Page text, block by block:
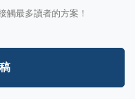
觸最多讀者的方案！